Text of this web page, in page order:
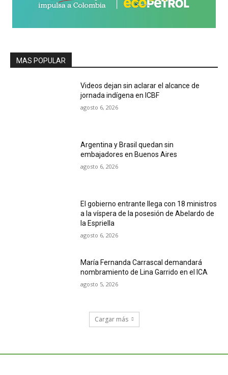
MAS POPULAR
Videos dejan sin aclarar el alcance de
jornada indígena en ICBF
agosto 6, 2026
Argentina y Brasil quedan sin
embajadores en Buenos Aires
agosto 6, 2026
El gobierno entrante llega con 18 ministros
a la víspera de la posesión de Abelardo de
la Espriella
agosto 6, 2026
María Fernanda Carrascal demandará
nombramiento de Lina Garrido en el ICA
agosto 5, 2026
Cargar más